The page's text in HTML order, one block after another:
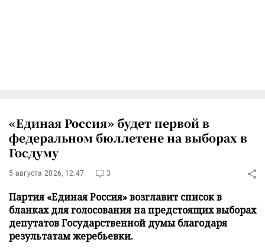
«Единая Россия» будет первой в
федеральном бюллетене на выборах в
Госдуму
5 августа 2026, 12:47 3
Партия «Единая Россия» возглавит список в
бланках для голосования на предстоящих выборах
депутатов Государственной думы благодаря
результатам жеребьевки.